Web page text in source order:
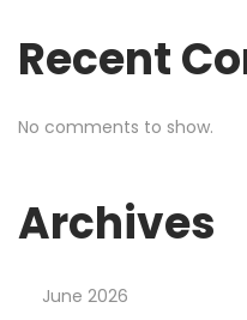
Recent
No comments to show.
Archives
June 2026